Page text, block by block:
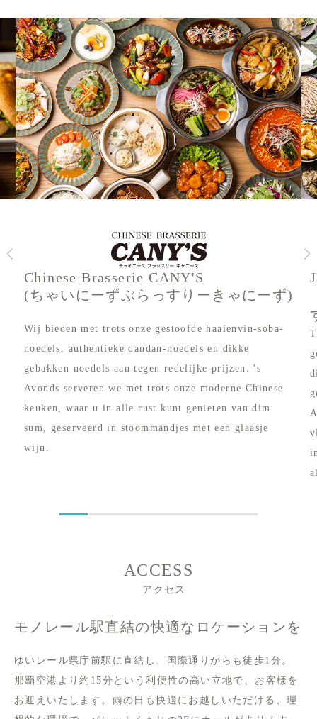
Chinese Brasserie CANY'S
(ちゃいにーずぶらっすりーきゃにーず)
Wij bieden met trots onze gestoofde haaienvin-soba-
noedels, authentieke dandan-noedels en dikke
gebakken noedels aan tegen redelijke prijzen. 's
Avonds serveren we met trots onze moderne Chinese
keuken, waar u in alle rust kunt genieten van dim
sum, geserveerd in stoommandjes met een glaasje
wijn.
ACCESS
アクセス
モノレール駅直結の快適なロケーションを
ゆいレール県庁前駅に直結し、国際通りからも徒歩1分。
那覇空港より約15分という利便性の高い立地で、お客様を
お迎えいたします。雨の日も快適にお越しいただける、理